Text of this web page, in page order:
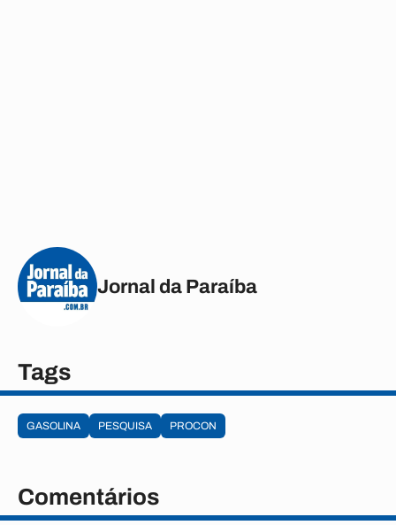
Jornal da Paraíba
Tags
GASOLINA PESQUISA PROCON
Comentários